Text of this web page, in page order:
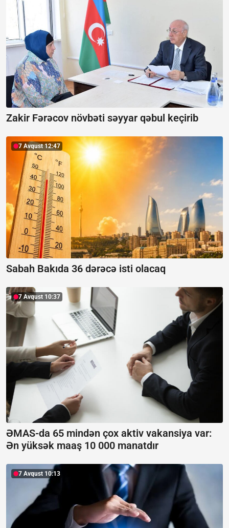
Zakir Fərəcov növbəti səyyar qəbul keçirib
7 Avqust 12:47
Sabah Bakıda 36 dərəcə isti olacaq
7 Avqust 10:37
ƏMAS-da 65 mindən çox aktiv vakansiya var:
Ən yüksək maaş 10 000 manatdır
7 Avqust 10:13